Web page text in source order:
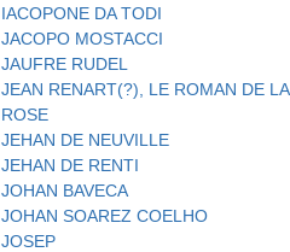
IACOPONE DA TODI
JACOPO MOSTACCI
JAUFRE RUDEL
JEAN RENART(?), LE ROMAN DE LA
ROSE
JEHAN DE NEUVILLE
JEHAN DE RENTI
JOHAN BAVECA
JOHAN SOAREZ COELHO
JOSEP